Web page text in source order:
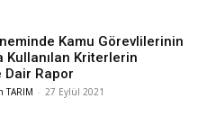
Kamu Görevlilerinin
Kullanılan Kriterlerin
Dair Rapor
TARIM - 27 Eylül 2021